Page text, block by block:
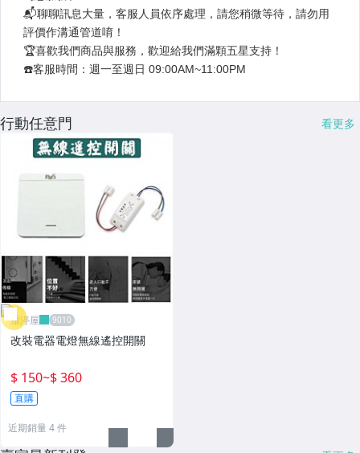
行動任意門 看更多
雁渟屋
改裝電器電燈無線遙控開關
$ 150~$ 360
直購
近期銷量 4 件